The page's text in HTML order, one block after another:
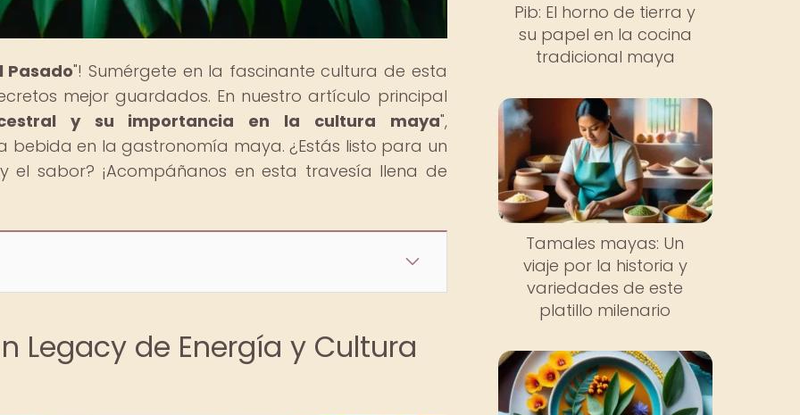
Pasado"! Sumérgete en la fascinante cultura de esta
mejor guardados. En nuestro artículo principal
y su importancia en la cultura maya",
bebida en la gastronomía maya. ¿Estás listo para un
el sabor? ¡Acompáñanos en esta travesía llena de
Legacy de Energía y Cultura
Pib: El horno de tierra y
su papel en la cocina
tradicional maya
Tamales mayas: Un
viaje por la historia y
variedades de este
platillo milenario